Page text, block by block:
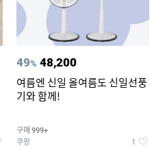
49% 48,200
여름엔 신일 올여름도 신일선풍
기와 함께!
구매 999+
쿠팡 1